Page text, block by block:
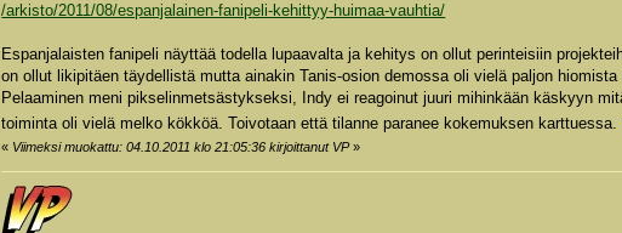
/arkisto/2011/08/espanjalainen-fanipeli-kehittyy-huimaa-vauhtia/
Espanjalaisten fanipeli näyttää todella lupaavalta ja kehitys on ollut perinteisiin
on ollut likipitäen täydellistä mutta ainakin Tanis-osion demossa oli vielä paljon
Pelaaminen meni pikselinmetsästykseksi, Indy ei reagoinut juuri mihinkään käskyyn
toiminta oli vielä melko kökköä. Toivotaan että tilanne paranee kokemuksen karttuessa.
« Viimeksi muokattu: 04.10.2011 klo 21:05:36 kirjoittanut VP»